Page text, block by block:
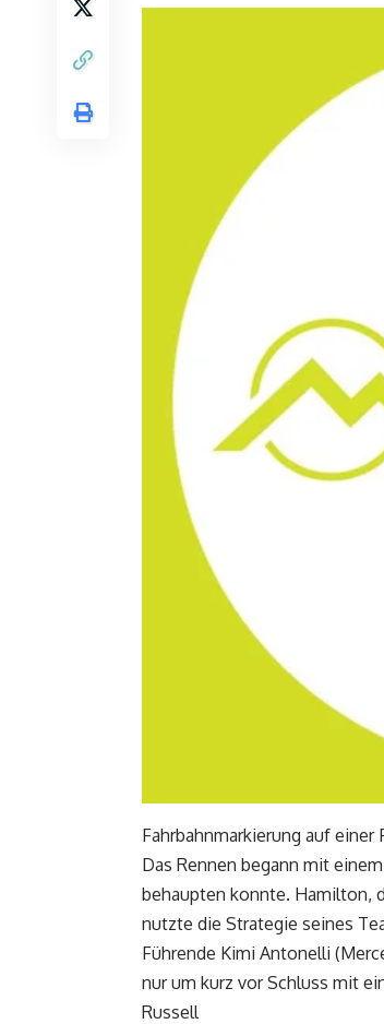
Fahrbahnmarkierung auf
Das Rennen begann mit
behaupten konnte. Hamilton,
nutzte die Strategie seines
Führende Kimi Antonelli
nur um kurz vor Schluss mit
Russell